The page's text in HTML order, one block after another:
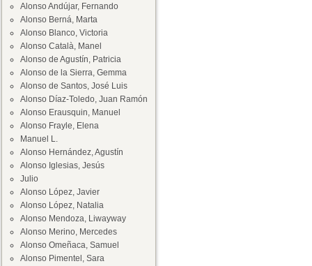
Alonso Andújar, Fernando
Alonso Berná, Marta
Alonso Blanco, Victoria
Alonso Català, Manel
Alonso de Agustín, Patricia
Alonso de la Sierra, Gemma
Alonso de Santos, José Luis
Alonso Díaz-Toledo, Juan Ramón
Alonso Erausquin, Manuel
Alonso Frayle, Elena
Manuel L.
Alonso Hernández, Agustín
Alonso Iglesias, Jesús
Julio
Alonso López, Javier
Alonso López, Natalia
Alonso Mendoza, Liwayway
Alonso Merino, Mercedes
Alonso Omeñaca, Samuel
Alonso Pimentel, Sara